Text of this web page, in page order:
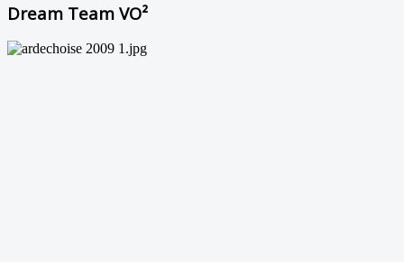
Dream Team VO²